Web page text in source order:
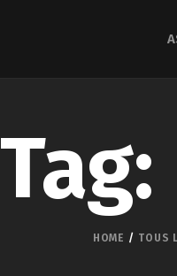
HOME TOUS